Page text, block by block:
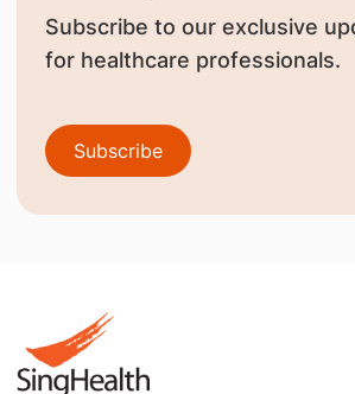
Subscribe to our exclusive
for healthcare professionals.
Subscribe